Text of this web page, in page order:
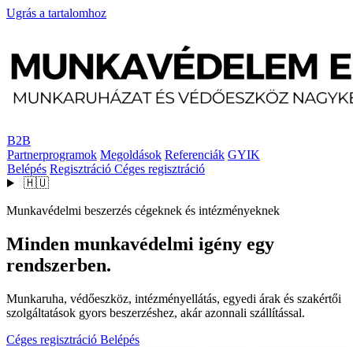
Ugrás a tartalomhoz
B2B
Partnerprogramok Megoldások Referenciák GYIK
Belépés Regisztráció Céges regisztráció
🇭🇺
Munkavédelmi beszerzés cégeknek és intézményeknek
Minden munkavédelmi igény egy
rendszerben.
Munkaruha, védőeszköz, intézményellátás, egyedi árak és szakértői
szolgáltatások gyors beszerzéshez, akár azonnali szállítással.
Céges regisztráció Belépés